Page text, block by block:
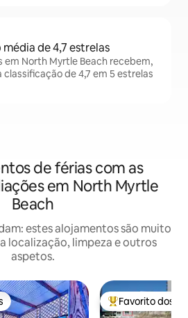
de 4,7 estrelas
em North Myrtle Beach recebem,
classificação de 4,7 em 5 estrelas
de férias com as
em North Myrtle
Beach
estes alojamentos são muito
localização, limpeza e outros
aspetos.
Favoritos dos
Favorito dos